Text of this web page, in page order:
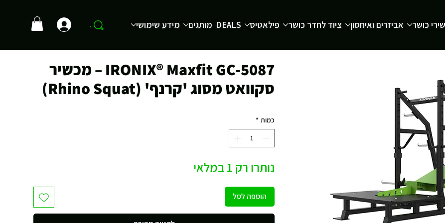
כושר אביזרים ואיחסון ציוד לחדר כושר פילאטיס DEALS מותגים מידע שימושי .
IRONIX® Maxfit GC-5087 – מכשיר
סקוואט מסוג 'קרנף' (Rhino Squat)
כמות *
נותרו רק 1 במלאי
הוספה לסל